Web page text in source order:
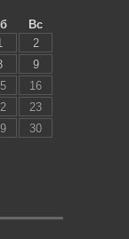
Вс
2
9
16
23
30